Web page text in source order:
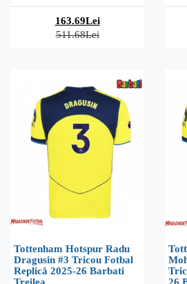
163.69Lei
511.68Lei
Tottenham Hotspur Radu
Dragusin #3 Tricou Fotbal
Replică 2025-26 Barbati